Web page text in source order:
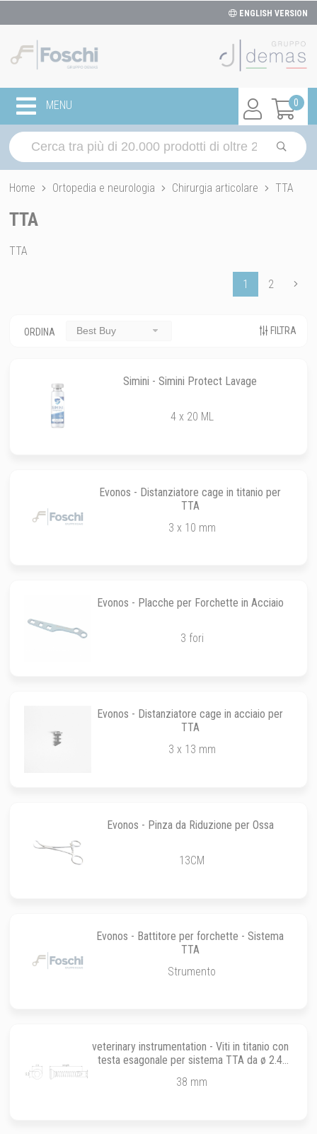
ENGLISH VERSION
0
MENU
Home Ortopedia e neurologia Chirurgia articolare TTA
TTA
TTA
1 2
ORDINA Best Buy FILTRA
Simini - Simini Protect Lavage
4 x 20 ML
Evonos - Distanziatore cage in titanio per
TTA
3 x 10 mm
Evonos - Placche per Forchette in Acciaio
3 fori
Evonos - Distanziatore cage in acciaio per
TTA
3 x 13 mm
Evonos - Pinza da Riduzione per Ossa
13CM
Evonos - Battitore per forchette - Sistema
TTA
Strumento
veterinary instrumentation - Viti in titanio con
testa esagonale per sistema TTA da ø 2.4
38 mm